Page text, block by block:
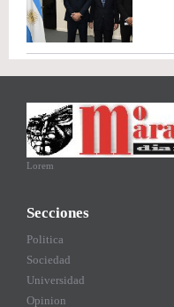
Lorem
Secciones
Politica
Sociedad
Universidad
Opinion